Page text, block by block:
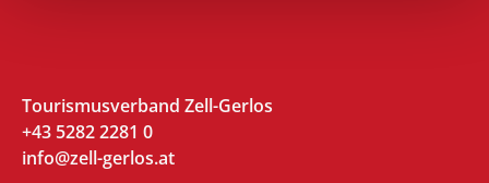
Tourismusverband Zell-Gerlos
+43 5282 2281 0
info@zell-gerlos.at